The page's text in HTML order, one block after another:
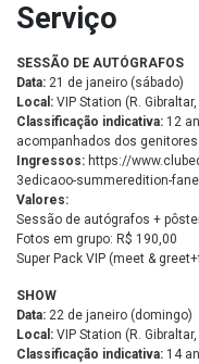
Serviço
SESSÃO DE AUTÓGRAFOS
Data: 21 de janeiro (sábado)
Local: VIP Station (R.
Classificação indicativa: 12
acompanhados dos
Ingressos: https://
3edicaoo-summeredition-
Valores:
Sessão de autógrafos +
Fotos em grupo: R$ 190,00
Super Pack VIP (meet &
SHOW
Data: 22 de janeiro (domingo)
Local: VIP Station (R.
Classificação indicativa: 14